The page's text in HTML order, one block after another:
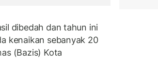
dibedah dan tahun ini
kenaikan sebanyak 20
(Bazis) Kota